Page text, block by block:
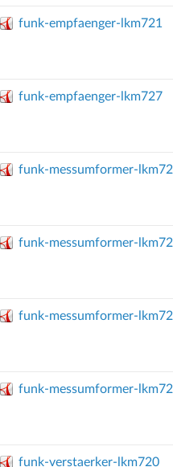
funk-empfaenger-lkm721
funk-empfaenger-lkm727
funk-messumformer-
funk-messumformer-
funk-messumformer-
funk-messumformer-
funk-verstaerker-lkm720